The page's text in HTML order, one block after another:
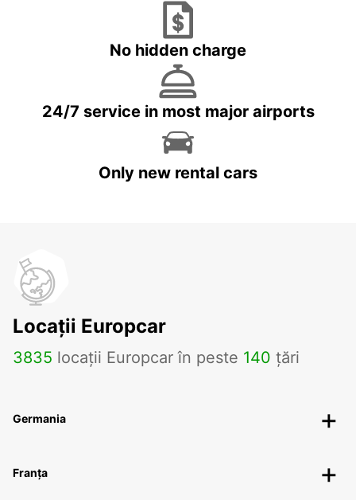
No hidden charge
24/7 service in most major airports
Only new rental cars
Locații Europcar
3835 locații Europcar în peste 140 țări
Germania
Franța